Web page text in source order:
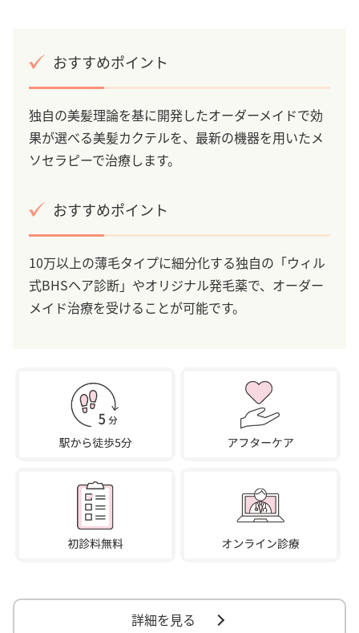
おすすめポイント
独自の美髪理論を基に開発したオーダーメイドで効
果が選べる美髪カクテルを、最新の機器を用いたメ
ソセラピーで治療します。
おすすめポイント
10万以上の薄毛タイプに細分化する独自の「ウィル
式BHSヘア診断」やオリジナル発毛薬で、オーダー
メイド治療を受けることが可能です。
詳細を見る